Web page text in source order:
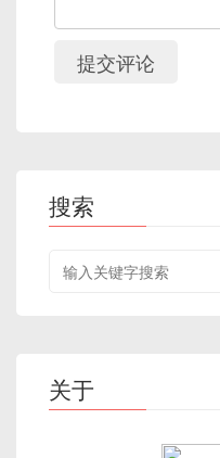
提交评论
搜索
关于